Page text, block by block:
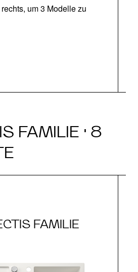
um 3 Modelle zu
FAMILIE · 8
FAMILIE